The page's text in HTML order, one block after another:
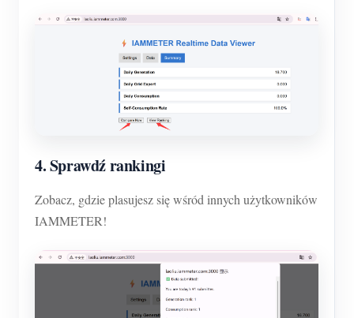
4. Sprawdź rankingi
Zobacz, gdzie plasujesz się wśród innych użytkowników
IAMMETER!